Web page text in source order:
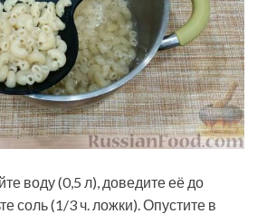
воду (0,5 л), доведите её до
соль (1/3 ч. ложки). Опустите в